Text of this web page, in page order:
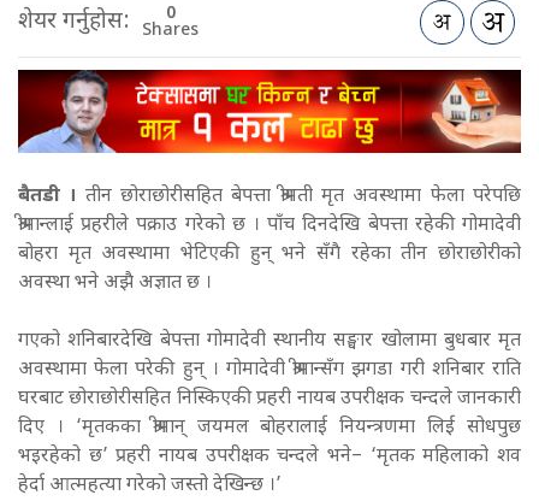
शेयर गर्नुहोस: 0
Shares
बैतडी । तीन छोराछोरीसहित बेपत्ता श्रीमती मृत अवस्थामा फेला परेपछि
श्रीमान्लाई प्रहरीले पक्राउ गरेको छ । पाँच दिनदेखि बेपत्ता रहेकी गोमादेवी
बोहरा मृत अवस्थामा भेटिएकी हुन् भने सँगै रहेका तीन छोराछोरीको
अवस्था भने अझै अज्ञात छ ।
गएको शनिबारदेखि बेपत्ता गोमादेवी स्थानीय सङ्घार खोलामा बुधबार मृत
अवस्थामा फेला परेकी हुन् । गोमादेवी श्रीमान्सँग झगडा गरी शनिबार राति
घरबाट छोराछोरीसहित निस्किएकी प्रहरी नायब उपरीक्षक चन्दले जानकारी
दिए । ‘मृतकका श्रीमान् जयमल बोहरालाई नियन्त्रणमा लिई सोधपुछ
भइरहेको छ’ प्रहरी नायब उपरीक्षक चन्दले भने– ‘मृतक महिलाको शव
हेर्दा आत्महत्या गरेको जस्तो देखिन्छ ।’